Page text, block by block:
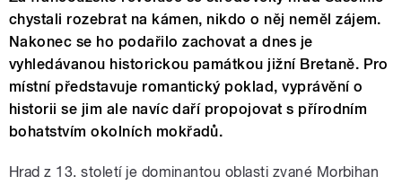
chystali rozebrat na kámen, nikdo o něj neměl zájem.
Nakonec se ho podařilo zachovat a dnes je
vyhledávanou historickou památkou jižní Bretaně. Pro
místní představuje romantický poklad, vyprávění o
historii se jim ale navíc daří propojovat s přírodním
bohatstvím okolních mokřadů.
Hrad z 13. století je dominantou oblasti zvané Morbihan